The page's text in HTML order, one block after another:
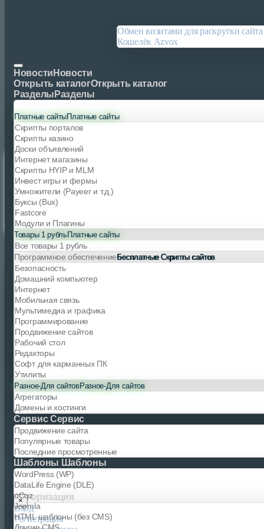
Пароль
Войти Отмена
Обмен визитами для раскрутки сайта
Кошелёк Azvox
Новости Новости
Открыть каталогОткрыть каталог
Разделы Разделы
Платные сайтыПлатные сайты
Скрипты порталов
Скрипты казино
Доски объявлений
Интернет магазины
Скрипты HYIP и MLM
Инвест игры и фермы
Умножители (Payeer и т.д.)
Буксы (Bux)
Fastcore
Модули и Плагины
Товары 1 рубльПлатные сайты
Все товары 1 рубль
Программное обеспечение Бесплатные Скрипты сайтов
Безопасность
Домашний компьютер
Интернет
Мобильная связь
Мультимедиа и графика
Программирование
Продвижение сайтов
Рабочий стол
Редакторы
Софт для карманных ПК
Утилиты
Разное-Для сайтовРазное-Для сайтов
Агрегаторы
Домены и хостинги
СервисСервис
Продвижение сайта
Популярные товары
Последние просмотренные
Шаблоны Шаблоны
WordPress (WP)
DataLife Engine (DLE)
uCoz
Joomla
HTML шаблоны (без CMS)
Авторизация
Вход
Регистрация
×
Вход
New LINKSLOT 2023 - Купить Товары за 1
Просмотр товара New LINKSLOT 2023
Главная
Товары за 1 рубль
Cкрипт по теме линкслота, не переделка!
Написан с нуля!
Дыр и прочего мусора нет!
Cкрипт защищён от всех видов атак и взломов!
Отличный скрипт для начала своего пасивного дохода!